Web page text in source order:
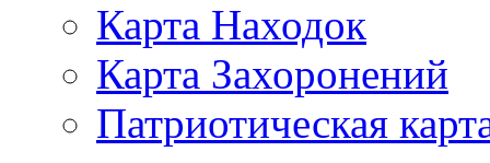
Карта Находок
Карта Захоронений
Патриотическая